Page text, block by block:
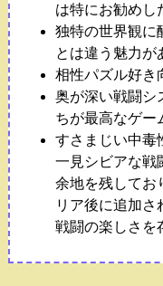
は特にお勧めし
独特の世界観に
とは違う魅力が
相性パズル好き
奥が深い戦闘シ
ちが最高なゲー
すさまじい中毒
一見シビアな戦
余地を残してお
リア後に追加さ
戦闘の楽しさを